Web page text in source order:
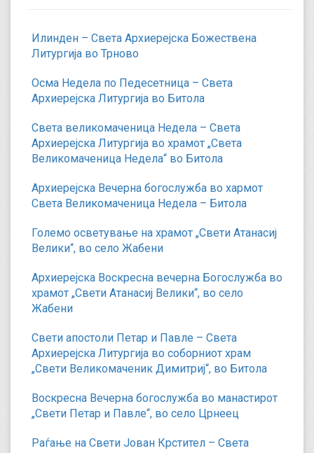
Илинден – Света Архиерејска Божествена
Литургија во Трново
Осма Недела по Педесетница – Света
Архиерејска Литургија во Битола
Света великомаченица Недела – Света
Архиерејска Литургија во храмот „Света
Великомаченица Недела“ во Битола
Архиерејска Вечерна богослужба во хармот
Света Великомаченица Недела – Битола
Големо осветување на храмот „Свети Атанасиј
Велики“, во село Жабени
Архиерејска Воскресна вечерна Богослужба во
храмот „Свети Атанасиј Велики“, во село
Жабени
Свети апостоли Петар и Павле – Света
Архиерејска Литургија во соборниот храм
„Свети Великомаченик Димитриј“, во Битола
Воскресна Вечерна богослужба во манастирот
„Свети Петар и Павле“, во село Црнеец
Раѓање на Свети Јован Крстител – Света